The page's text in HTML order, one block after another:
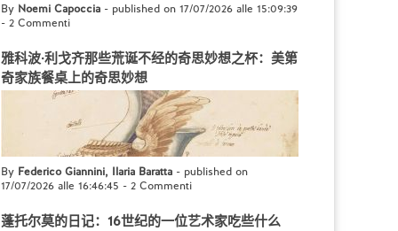
By Noemi Capoccia - published on 17/07/2026 alle 15:09:39
- 2 Commenti
雅科波·利戈齐那些荒诞不经的奇思妙想之杯：美第
奇家族餐桌上的奇思妙想
By Federico Giannini, Ilaria Baratta - published on
17/07/2026 alle 16:46:45 - 2 Commenti
蓬托尔莫的日记：16世纪的一位艺术家吃些什么